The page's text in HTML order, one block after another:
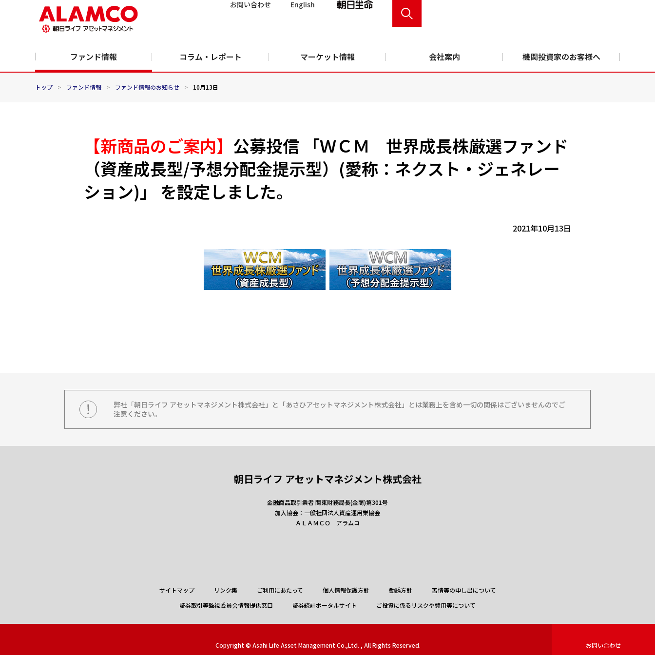
お問い合わせ English
ファンド情報 コラム・レポート マーケット情報 会社案内 機関投資家のお客様へ
トップ > ファンド情報 > ファンド情報のお知らせ > 10月13日
【新商品のご案内】 公募投信 「ＷＣＭ 世界成長株厳選ファンド
（資産成長型/予想分配金提示型）(愛称：ネクスト・ジェネレー
ション)」 を設定しました。
2021年10月13日
弊社「朝日ライフ アセットマネジメント株式会社」と「あさひアセットマネジメント株式会社」とは業務上を含め一切の関係はございませんのでご
注意ください。
朝日ライフ アセットマネジメント株式会社
金融商品取引業者 関東財務局長(金商)第301号
加入協会：一般社団法人資産運用業協会
ＡＬＡＭＣＯ アラムコ
サイトマップ リンク集 ご利用にあたって 個人情報保護方針 勧誘方針
苦情等の申し出について
証券取引等監視委員会情報提供窓口
証券統計ポータルサイト ご投資に係るリスクや費用等について
Copyright © Asahi Life Asset Management Co.,Ltd. , All Rights Reserved. お問い合わせ